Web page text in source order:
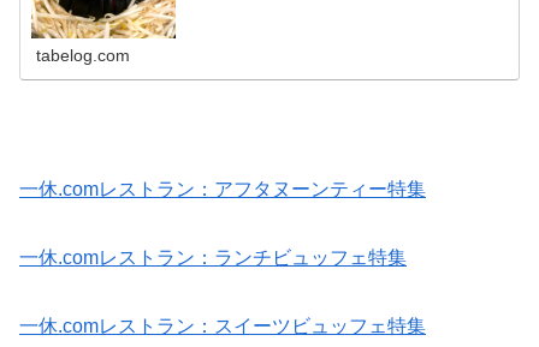
tabelog.com
一休.comレストラン：アフタヌーンティー特集
一休.comレストラン：ランチビュッフェ特集
一休.comレストラン：スイーツビュッフェ特集